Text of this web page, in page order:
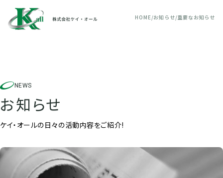
HOME お知らせ 重要なお知らせ
NEWS
お知らせ
ケイ・オールの日々の活動内容をご紹介!